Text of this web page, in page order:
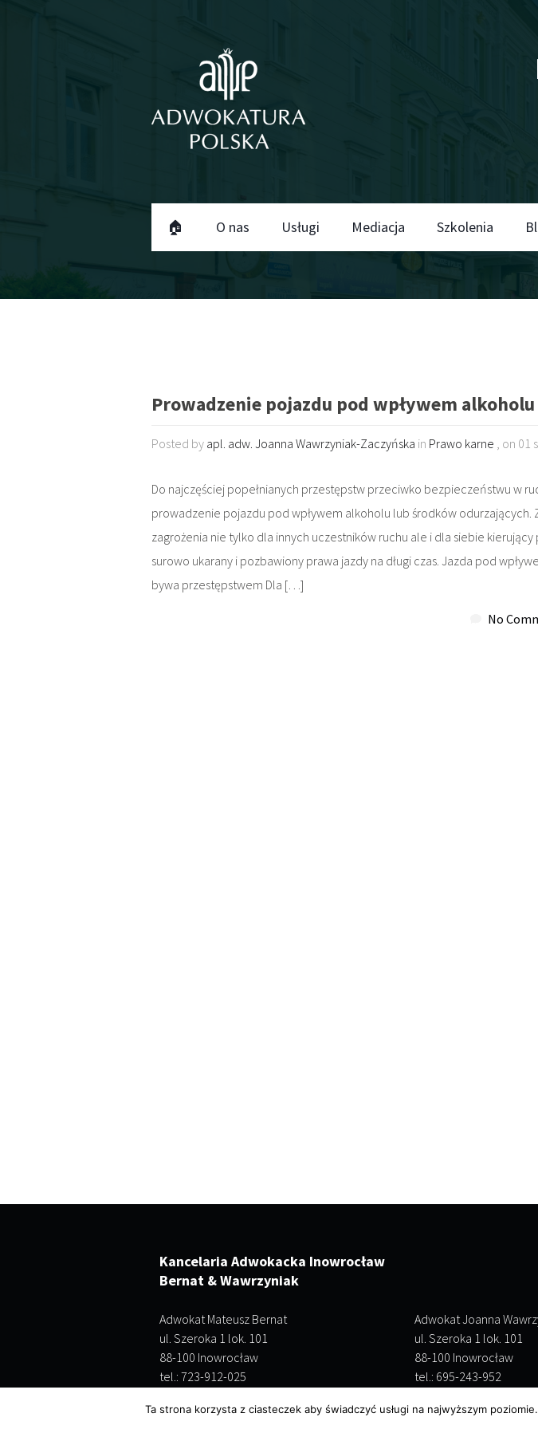
🏠 O nas Usługi Mediacja Szkolenia
Prowadzenie pojazdu pod wpływem alkoholu
Posted by apl. adw. Joanna Wawrzyniak-Zaczyńska in Prawo karne , on 01
Do najczęściej popełnianych przestępstw przeciwko bezpieczeństwu w
prowadzenie pojazdu pod wpływem alkoholu lub środków odurzających.
zagrożenia nie tylko dla innych uczestników ruchu ale i dla siebie
surowo ukarany i pozbawiony prawa jazdy na długi czas. Jazda pod
bywa przestępstwem Dla […]
No
Kancelaria Adwokacka Inowrocław
Bernat & Wawrzyniak
Adwokat Mateusz Bernat
ul. Szeroka 1 lok. 101
88-100 Inowrocław
tel.: 723-912-025
Adwokat Joanna
ul. Szeroka 1 lok. 101
88-100 Inowrocław
tel.: 695-243-952
Ta strona korzysta z ciasteczek aby świadczyć usługi na najwyższym